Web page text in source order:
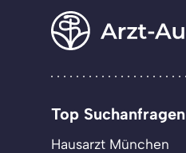
Top Suchanfragen
Hausarzt München